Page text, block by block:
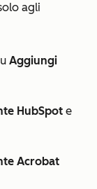
agli
Aggiungi
HubSpot e
Acrobat